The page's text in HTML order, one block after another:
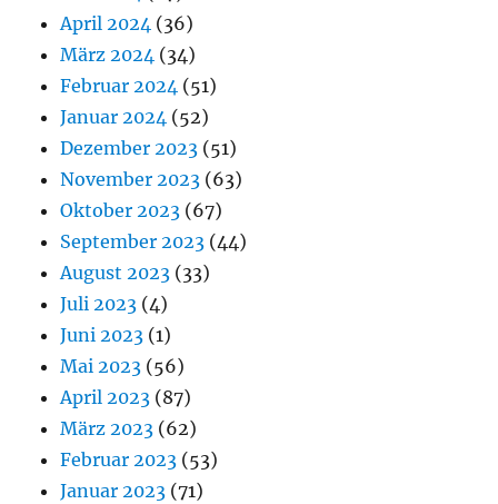
April 2024 (36)
März 2024 (34)
Februar 2024 (51)
Januar 2024 (52)
Dezember 2023 (51)
November 2023 (63)
Oktober 2023 (67)
September 2023 (44)
August 2023 (33)
Juli 2023 (4)
Juni 2023 (1)
Mai 2023 (56)
April 2023 (87)
März 2023 (62)
Februar 2023 (53)
Januar 2023 (71)